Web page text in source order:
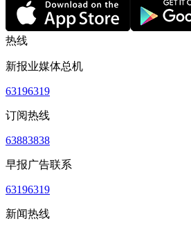
热线
新报业媒体总机
63196319
订阅热线
63883838
早报广告联系
63196319
新闻热线